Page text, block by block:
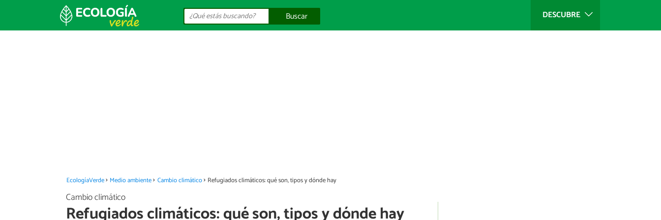
DESCUBRE
Buscar
EcologíaVerde Medio ambiente Cambio climático Refugiados climáticos: qué son, tipos y dónde hay
Cambio climático
Refugiados climáticos: qué son, tipos y dónde hay